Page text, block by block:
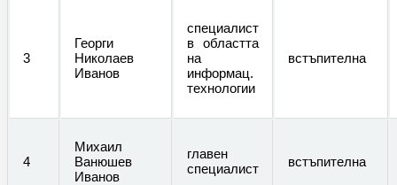
3
Георги
Николаев
Иванов
специалист
в областта
на
информац.
технологии
встъпителна
4
Михаил
Ванюшев
Иванов
главен
специалист
встъпителна